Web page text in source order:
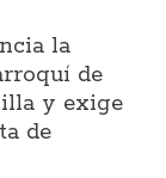
la
de
y exige
de